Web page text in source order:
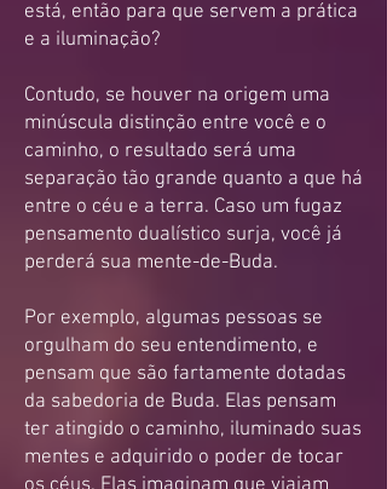
está, então para que servem a prática
e a iluminação?
Contudo, se houver na origem uma
minúscula distinção entre você e o
caminho, o resultado será uma
separação tão grande quanto a que há
entre o céu e a terra. Caso um fugaz
pensamento dualístico surja, você já
perderá sua mente-de-Buda.
Por exemplo, algumas pessoas se
orgulham do seu entendimento, e
pensam que são fartamente dotadas
da sabedoria de Buda. Elas pensam
ter atingido o caminho, iluminado suas
mentes e adquirido o poder de tocar